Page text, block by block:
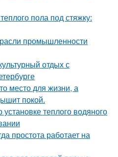
пола под стяжку:
промышленности
отдых с
место для жизни, а
покой.
теплого водяного
простота работает на